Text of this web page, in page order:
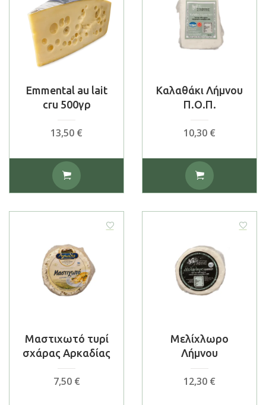
Emmental au lait
cru 500γρ
13,50 €
Καλαθάκι Λήμνου
Π.Ο.Π.
10,30 €
Μαστιχωτό τυρί
σχάρας Αρκαδίας
7,50 €
Μελίχλωρο
Λήμνου
12,30 €